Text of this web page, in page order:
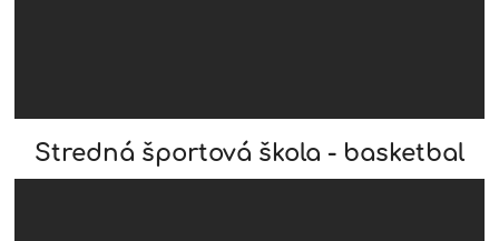
Stredná športová škola - basketbal